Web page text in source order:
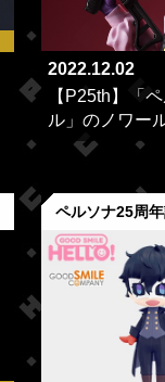
2022.12.02
【P25th】「
ル」のノワー
ペルソナ25周